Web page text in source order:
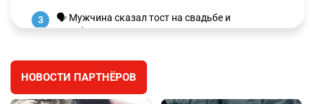
3
🗣 Мужчина сказал тост на свадьбе и
заработал уголовное дело
🐏 Скота больше, а мясо дороже. Почему в
Казахстане продолжают расти цены на
НОВОСТИ ПАРТНЁРОВ